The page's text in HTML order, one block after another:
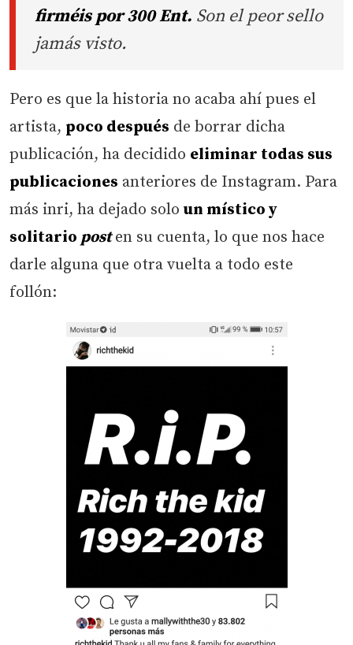
firméis por 300 Ent. Son el peor sello
jamás visto.
Pero es que la historia no acaba ahí pues el
artista, poco después de borrar dicha
publicación, ha decidido eliminar todas sus
publicaciones anteriores de Instagram. Para
más inri, ha dejado solo un místico y
solitario posten su cuenta, lo que nos hace
darle alguna que otra vuelta a todo este
follón: